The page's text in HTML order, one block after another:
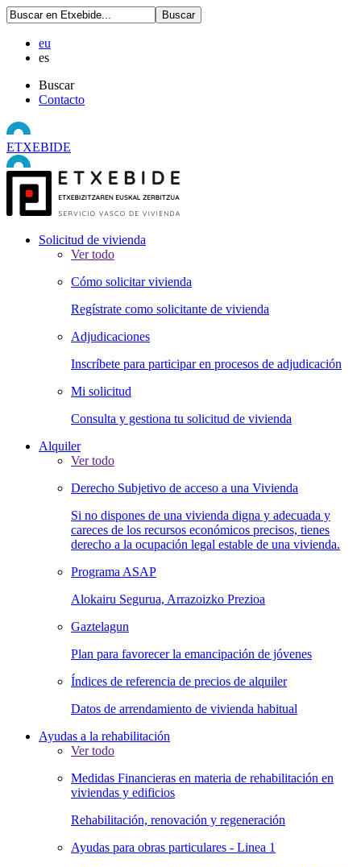
eu
es
Buscar
Contacto
ETXEBIDE
Solicitud de vivienda
Ver todo
Cómo solicitar vivienda
Regístrate como solicitante de vivienda
Adjudicaciones
Inscríbete para participar en procesos de adjudicación
Mi solicitud
Consulta y gestiona tu solicitud de vivienda
Alquiler
Ver todo
Derecho Subjetivo de acceso a una Vivienda
Si no dispones de una vivienda digna y adecuada y
careces de los recursos económicos precisos, tienes
derecho a la ocupación legal estable de una vivienda.
Programa ASAP
Alokairu Segurua, Arrazoizko Prezioa
Gaztelagun
Plan para favorecer la emancipación de jóvenes
Índices de referencia de precios de alquiler
Datos de arrendamiento de vivienda habitual
Ayudas a la rehabilitación
Ver todo
Medidas Financieras en materia de rehabilitación en
viviendas y edificios
Rehabilitación, renovación y regeneración
Ayudas para obras particulares - Linea 1